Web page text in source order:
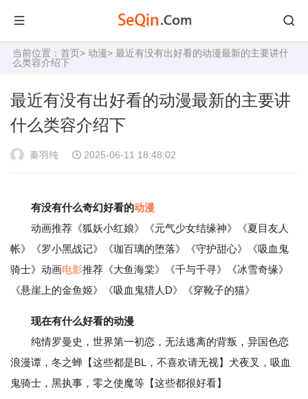
当前位置： 首页> 动漫> 最近有没有出好看的动漫最新的主要讲什
么类容介绍下
最近有没有出好看的动漫最新的主要讲
什么类容介绍下
秦羽纯 2025-06-11 18:48:02
有没有什么奇幻好看的动漫
动画推荐《狐妖小红娘》《元气少女结缘神》《夏目友人
帐》《罗小黑战记》《珈百璃的堕落》《守护甜心》《吸血鬼
骑士》动画电影推荐《大鱼海棠》《千与千寻》《冰雪奇缘》
《悬崖上的金鱼姬》《吸血鬼猎人D》《穿靴子的猫》
现在有什么好看的动漫
纯情罗曼史，世界第一初恋，无法逃离的背叛，异国色恋
浪漫谭，冬之蝉【这些都是BL，不喜欢请无视】犬夜叉，吸血
鬼骑士，黑执事，零之使魔等【这些都很好看】